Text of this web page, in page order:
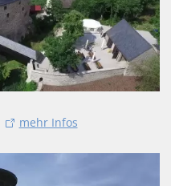
mehr Infos